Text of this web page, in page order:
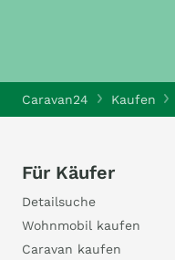
Caravan24 Kaufen
Für Käufer
Detailsuche
Wohnmobil kaufen
Caravan kaufen